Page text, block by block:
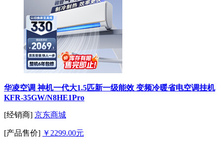
华凌空调 神机一代大1.5匹新一级能效 变频冷暖省电空调挂机
KFR-35GW/N8HE1Pro
[经销商] 京东商城
[产品售价] ￥2299.00元